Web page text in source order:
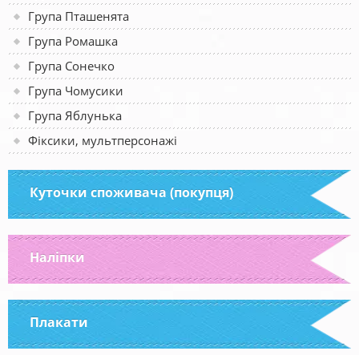
Група Пташенята
Група Ромашка
Група Сонечко
Група Чомусики
Група Яблунька
Фіксики, мультперсонажі
Куточки споживача (покупця)
Наліпки
Плакати